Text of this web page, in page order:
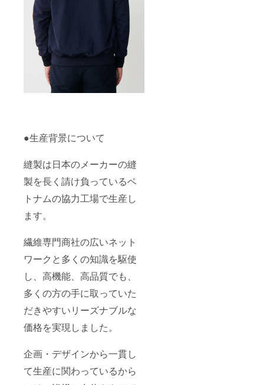
●生産背景について
縫製は日本のメーカーの縫
製を長く請け負っているベ
トナムの協力工場で生産し
ます。
繊維専門商社の広いネット
ワークと多くの知識を駆使
し、高機能、高品質でも、
多くの方の手に取っていた
だきやすいリーズナブルな
価格を実現しました。
企画・デザインから一貫し
て生産に関わっているから